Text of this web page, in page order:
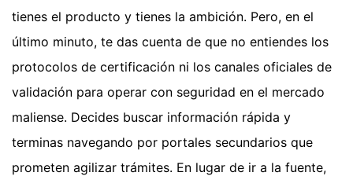
tienes el producto y tienes la ambición. Pero, en el
último minuto, te das cuenta de que no entiendes los
protocolos de certificación ni los canales oficiales de
validación para operar con seguridad en el mercado
maliense. Decides buscar información rápida y
terminas navegando por portales secundarios que
prometen agilizar trámites. En lugar de ir a la fuente,